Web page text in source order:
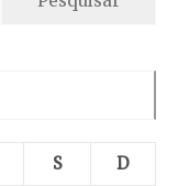
S
D